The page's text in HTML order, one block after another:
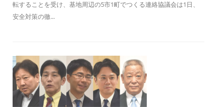
転することを受け、基地周辺の5市1町でつくる連絡協議会は1日、
安全対策の徹...